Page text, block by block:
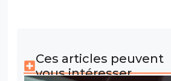
Ces articles peuvent
vous intéresser